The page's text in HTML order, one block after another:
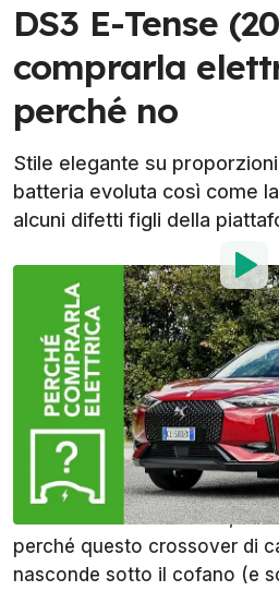
DS3 E-Tense
comprarla
perché no
Stile elegante su
batteria evoluta così come
alcuni difetti figli della
Di: Flavio Atzori
20 Mag 2023alle08:00
Elegante e compatta, laDS3
2023. O meglio, visto il suo
che si rifà il trucco certo, ma
perché questo crossover di
nasconde sotto il cofano (e